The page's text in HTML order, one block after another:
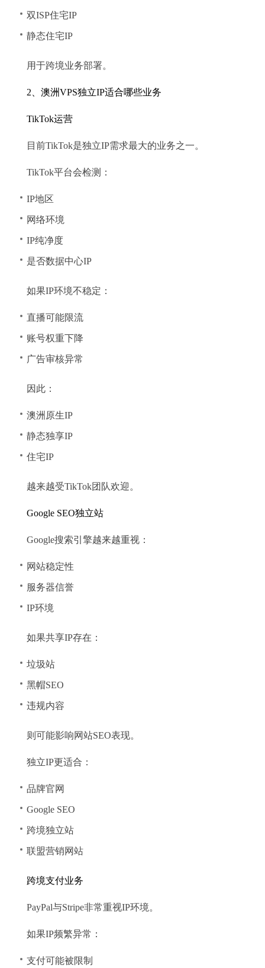
双ISP住宅IP
静态住宅IP
用于跨境业务部署。
2、澳洲VPS独立IP适合哪些业务
TikTok运营
目前TikTok是独立IP需求最大的业务之一。
TikTok平台会检测：
IP地区
网络环境
IP纯净度
是否数据中心IP
如果IP环境不稳定：
直播可能限流
账号权重下降
广告审核异常
因此：
澳洲原生IP
静态独享IP
住宅IP
越来越受TikTok团队欢迎。
Google SEO独立站
Google搜索引擎越来越重视：
网站稳定性
服务器信誉
IP环境
如果共享IP存在：
垃圾站
黑帽SEO
违规内容
则可能影响网站SEO表现。
独立IP更适合：
品牌官网
Google SEO
跨境独立站
联盟营销网站
跨境支付业务
PayPal与Stripe非常重视IP环境。
如果IP频繁异常：
支付可能被限制